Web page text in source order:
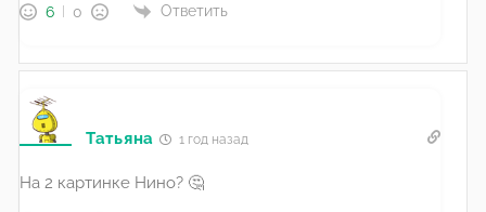
6 0 Ответить
Татьяна 1 год назад
На 2 картинке Нино? 🤔